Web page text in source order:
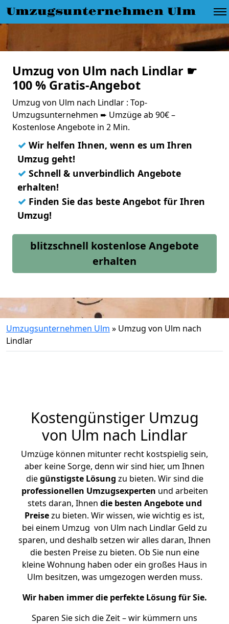
Umzugsunternehmen Ulm
Umzug von Ulm nach Lindlar ☛
100 % Gratis-Angebot
Umzug von Ulm nach Lindlar : Top-
Umzugsunternehmen ➨ Umzüge ab 90€ –
Kostenlose Angebote in 2 Min.
✓ Wir helfen Ihnen, wenn es um Ihren
Umzug geht!
✓ Schnell & unverbindlich Angebote
erhalten!
✓ Finden Sie das beste Angebot für Ihren
Umzug!
blitzschnell kostenlose Angebote
erhalten
Umzugsunternehmen Ulm » Umzug von Ulm nach
Lindlar
Kostengünstiger Umzug
von Ulm nach Lindlar
Umzüge können mitunter recht kostspielig sein,
aber keine Sorge, denn wir sind hier, um Ihnen
diegünstigste Lösung zu bieten. Wir sind die
professionellen Umzugsexperten und arbeiten
stets daran, Ihnen die besten Angebote und
Preisezu bieten. Wir wissen, wie wichtig es ist,
bei einem Umzug von Ulm nach Lindlar Geld zu
sparen, und deshalb setzen wir alles daran, Ihnen
die besten Preise zu bieten. Ob Sie nun eine
kleine Wohnung haben oder ein großes Haus in
Ulm besitzen, was umgezogen werden muss.
Wir haben immer die perfekte Lösung für Sie.
Sparen Sie sich die Zeit – wir kümmern uns